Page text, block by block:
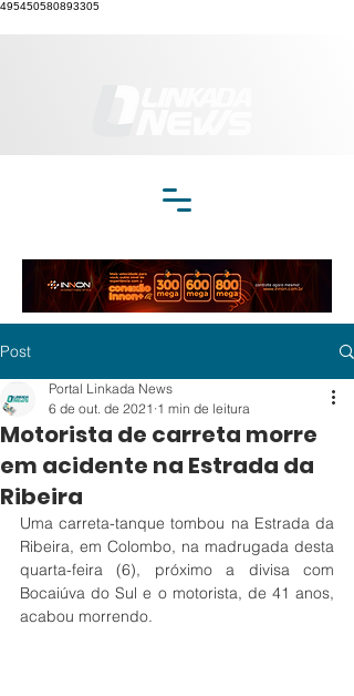
495450580893305
Post
Motorista de carreta morre
em acidente na Estrada da
Ribeira
Portal Linkada News
6 de out. de 2021 1 min de leitura
Uma carreta-tanque tombou na Estrada da
Ribeira, em Colombo, na madrugada desta
quarta-feira (6), próximo a divisa com
Bocaiúva do Sul e o motorista, de 41 anos,
acabou morrendo.